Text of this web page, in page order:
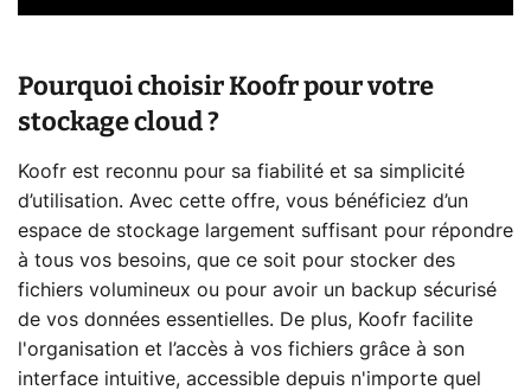
Pourquoi choisir Koofr pour votre
stockage cloud ?
Koofr est reconnu pour sa fiabilité et sa simplicité
d’utilisation. Avec cette offre, vous bénéficiez d’un
espace de stockage largement suffisant pour répondre
à tous vos besoins, que ce soit pour stocker des
fichiers volumineux ou pour avoir un backup sécurisé
de vos données essentielles. De plus, Koofr facilite
l'organisation et l’accès à vos fichiers grâce à son
interface intuitive, accessible depuis n'importe quel